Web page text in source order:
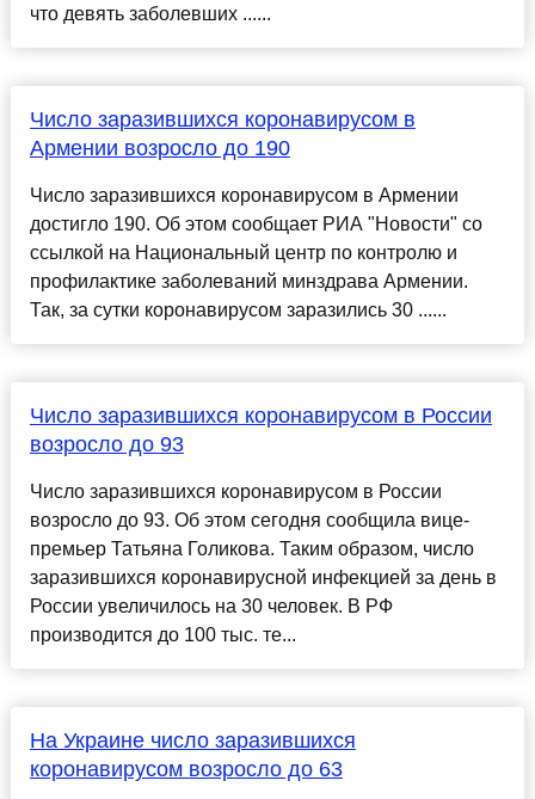
что девять заболевших ......
Число заразившихся коронавирусом в
Армении возросло до 190
Число заразившихся коронавирусом в Армении
достигло 190. Об этом сообщает РИА "Новости" со
ссылкой на Национальный центр по контролю и
профилактике заболеваний минздрава Армении.
Так, за сутки коронавирусом заразились 30 ......
Число заразившихся коронавирусом в России
возросло до 93
Число заразившихся коронавирусом в России
возросло до 93. Об этом сегодня сообщила вице-
премьер Татьяна Голикова. Таким образом, число
заразившихся коронавирусной инфекцией за день в
России увеличилось на 30 человек. В РФ
производится до 100 тыс. те...
На Украине число заразившихся
коронавирусом возросло до 63